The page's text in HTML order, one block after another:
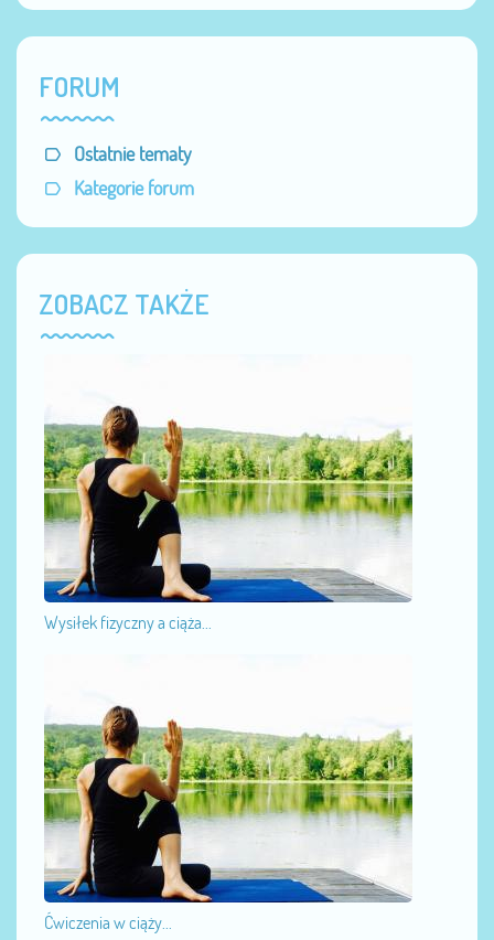
FORUM
Ostatnie tematy
Kategorie forum
ZOBACZ TAKŻE
Wysiłek fizyczny a ciąża...
Ćwiczenia w ciąży...